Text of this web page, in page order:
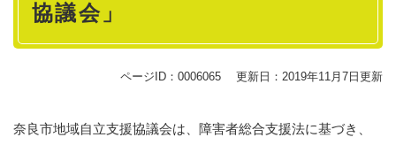
協議会」
ページID：0006065 更新日：2019年11月7日更新
奈良市地域自立支援協議会は、障害者総合支援法に基づき、